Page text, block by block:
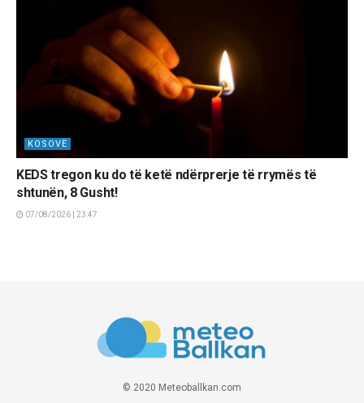
KOSOVË
KEDS tregon ku do të ketë ndërprerje të rrymës të
shtunën, 8 Gusht!
07/08/2026 | 23:47
© 2020 Meteoballkan.com